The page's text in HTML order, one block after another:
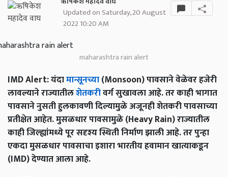
Updated on Saturday, 20 August
2022 10:20 AM
maharashtra rain alert
IMD Alert: यंदामान्सूनच्या(Monsoon) पावसाने वेळेवर हजेरी
लावल्याने राज्यातीलशेतकरीवर्ग सुखावला आहे. तर काही भागात
पावसाने नुसती हुलकावणी दिल्यामुळे अजूनही शेतकरी पावसाच्या
प्रतीक्षेत आहेत. मुसळधार पावसामुळे (Heavy Rain) राज्यातील
काही जिल्ह्यांमध्ये पूर सदृश्य स्थिती निर्माण झाली आहे. तर पुन्हा
एकदा मुसळधार पावसाचा इशारा भारतीय हवामान खात्याकडून
(IMD) देण्यात आला आहे.